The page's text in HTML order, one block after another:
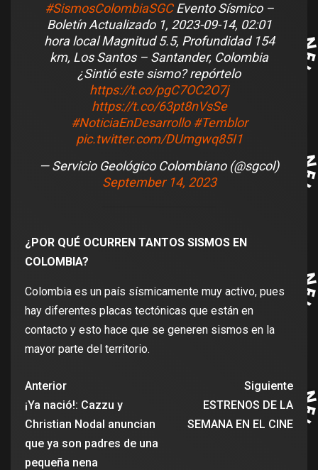
#SismosColombiaSGCEvento Sísmico –
Boletín Actualizado 1, 2023-09-14, 02:01
hora local Magnitud 5.5, Profundidad 154
km, Los Santos – Santander, Colombia
¿Sintió este sismo? repórtelo
https://t.co/pgC7OC2O7j
https://t.co/63pt8nVsSe
#NoticiaEnDesarrollo #Temblor
pic.twitter.com/DUmgwq85I1
— Servicio Geológico Colombiano (@sgcol)
September 14, 2023
¿POR QUÉ OCURREN TANTOS SISMOS EN
COLOMBIA?
​Colombia es un país sísmicamente muy activo, pues
hay diferentes placas tectónicas que están en
contacto y esto hace que se generen sismos en la
mayor parte del territorio.
Anterior
¡Ya nació!: Cazzu y
Christian Nodal anuncian
que ya son padres de una
pequeña nena
Siguiente
ESTRENOS DE LA
SEMANA EN EL CINE